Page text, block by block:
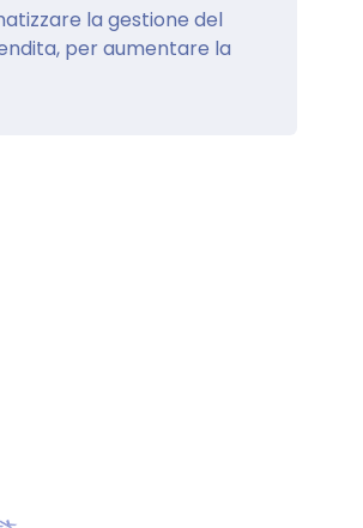
la gestione del
per aumentare la